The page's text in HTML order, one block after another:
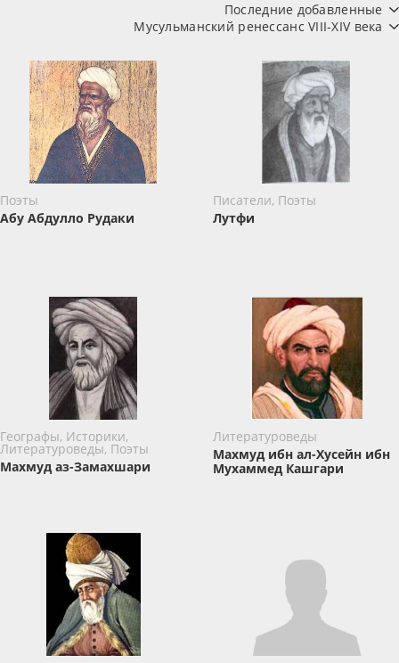
Последние добавленные
Мусульманский ренессанс VIII-XIV века
Поэты
Абу Абдулло Рудаки
Писатели, Поэты
Лутфи
Географы, Историки,
Литературоведы, Поэты
Махмуд аз-Замахшари
Литературоведы
Махмуд ибн ал-Хусейн ибн
Мухаммед Кашгари